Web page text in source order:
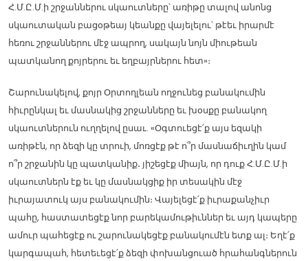
Հ.Մ.Ը.Մ.ի շրջաններու սկաուտները՝ առիթը տալով անոնց
սկաուտական բացօթեայ կեանքը վայելելու՝ թէեւ իրարմէ
հեռու շրջաններու մէջ ապրող, սակայն նոյն միութեան
պատկանող քոյրերու եւ եղբայրներու հետ»։
Շարունակելով, քոյր Օրտողլեան ողջունեց բանակումին
հիւրընկալ եւ մասնակից շրջանները եւ խօսքը բանակող
սկաուտներուն ուղղելով ըսաւ. «Օգտուեցէ՛ք այս եզակի
առիթէն, որ ձեզի կը տրուի, մոռցէք թէ ո՞ր մասնաճիւղին կամ
ո՞ր շրջանին կը պատկանիք․ յիշեցէք միայն, որ դուք Հ.Մ.Ը.Մ.ի
սկաուտներն էք եւ կը մասնակցիք իր տեսակին մէջ
իւրայատուկ այս բանակումին։ Վայելեցէ՛ք իւրաքանչիւր
պահը, հաստատեցէք նոր բարեկամութիւններ եւ այդ կապերը
ամուր պահեցէք ու շարունակեցէք բանակումէն ետք ալ։ Եղէ՛ք
կարգապահ, հետեւեցէ՛ք ձեզի փոխանցուած հրահանգներուն